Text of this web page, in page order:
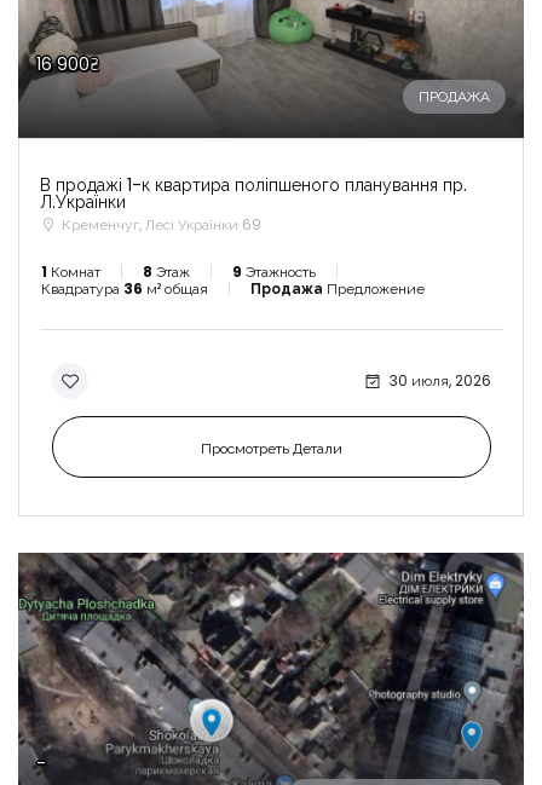
16 900₴
ПРОДАЖА
В продажі 1-к квартира поліпшеного планування пр.
Л.Українки
Кременчуг, Лесі Українки 69
1 Комнат 8 Этаж 9 Этажность
Квадратура 36 м² общая Продажа Предложение
30 июля, 2026
Просмотреть Детали
-